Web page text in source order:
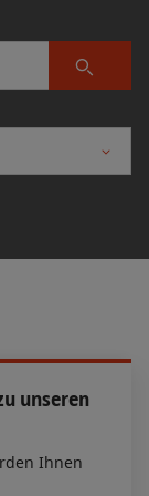
Arbeitstage
frei
20%
Produkt
unseren
Ihnen